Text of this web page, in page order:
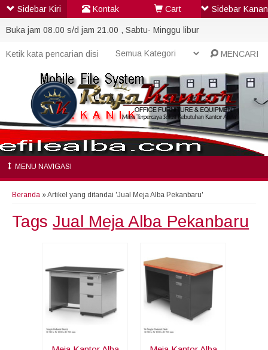
Buka jam 08.00 s/d jam 21.00 , Sabtu- Minggu libur
MENCARI
MENU NAVIGASI
Beranda »Artikel yang ditandai 'Jual Meja Alba Pekanbaru'
Tags Jual Meja Alba Pekanbaru
Sidebar Kiri Kontak Cart Sidebar Kanan